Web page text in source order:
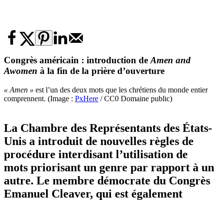
Congrès américain : introduction de Amen and
Awomen à la fin de la prière d’ouverture
« Amen » est l’un des deux mots que les chrétiens du monde entier
comprennent. (Image : PxHere / CC0 Domaine public)
La Chambre des Représentants des États-
Unis a introduit de nouvelles règles de
procédure interdisant l’utilisation de
mots priorisant un genre par rapport à un
autre. Le membre démocrate du Congrès
Emanuel Cleaver, qui est également